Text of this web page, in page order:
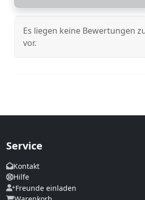
Es liegen keine Bewertungen
vor.
Service
Kontakt
Hilfe
Freunde einladen